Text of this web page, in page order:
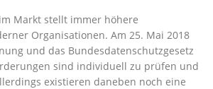
Markt stellt immer höhere
Organisationen. Am 25. Mai 2018
und das Bundesdatenschutzgesetz
sind individuell zu prüfen und
existieren daneben noch eine